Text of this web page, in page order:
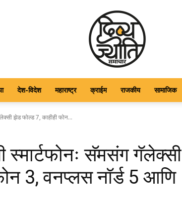
SAMACHAR
देश-विदेश महाराष्ट्र क्राईम राजकीय सामाजिक
झेड फोल्ड 7, काहीही फोन...
सॅमसंग गॅलेक्सी
3, वनप्लस नॉर्ड 5 आणि